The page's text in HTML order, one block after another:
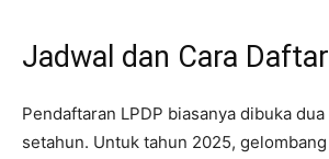
Jadwal dan Cara Daftar
Pendaftaran LPDP biasanya dibuka
setahun. Untuk tahun 2025,